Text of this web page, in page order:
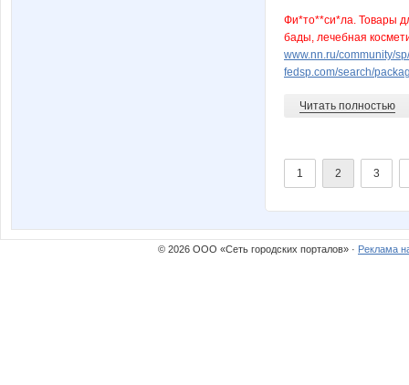
Фи*то**си*ла. Товары
бады, лечебная
www.nn.ru/community/
fedsp.com/search/
Читать полностью
1 2 3
© 2026 ООО «Сеть городских порталов» · Реклама